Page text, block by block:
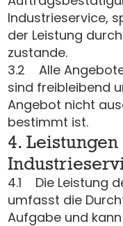
Industrieservice,
der Leistung
zustande.
3.2 Alle
sind freibleibend
Angebot nicht
bestimmt ist.
4.
4.1 Die Leistung
umfasst die
Aufgabe und